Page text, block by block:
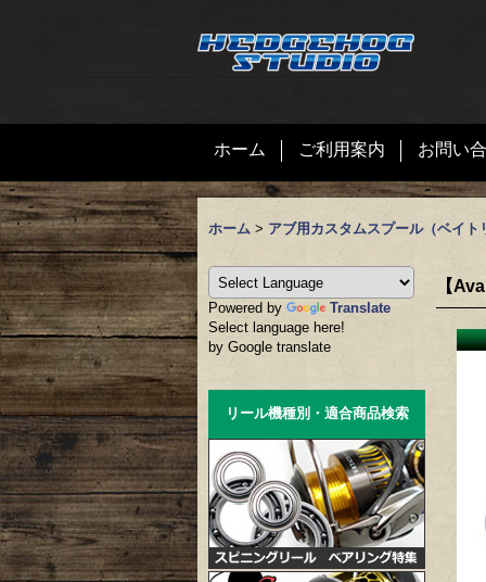
ホーム ご利用案内 お問い
ホーム > アブ用カスタムスプール（ベイト
Powered by
Translate
Select language here!
by Google translate
リール機種別・適合商品検索
【